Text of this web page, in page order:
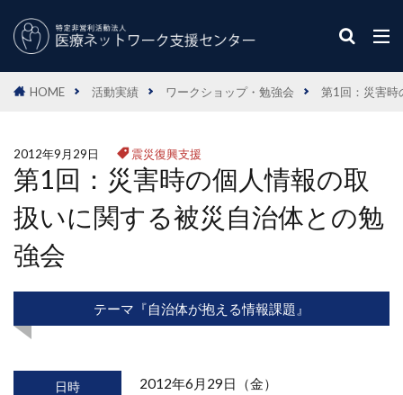
HOME 活動実績 ワークショップ・勉強会 第1回：災害時
2012年9月29日 震災復興支援
第1回：災害時の個人情報の取
扱いに関する被災自治体との勉
強会
テーマ『自治体が抱える情報課題』
日時 2012年6月29日（金）